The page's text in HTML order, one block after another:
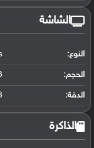
الشاشة
النوع:
الحجم:
الدقة:
الذاكرة